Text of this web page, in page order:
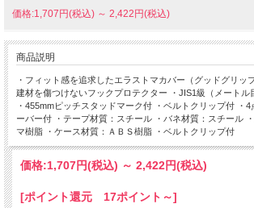
価格:1,707円(税込) ～ 2,422円(税込)
商品説明
・フィット感を追求したエラストマカバー（グッドグリッ
建材を傷つけないフックプロテクター ・JIS1級（メートル
・455mmピッチスタッドマーク付 ・ベルトクリップ付 ・
ーバー付 ・テープ材質：スチール ・バネ材質：スチール
マ樹脂 ・ケース材質：ＡＢＳ樹脂 ・ベルトクリップ付
価格:1,707円(税込) ～ 2,422円(税込)
[ポイント還元 17ポイント～]